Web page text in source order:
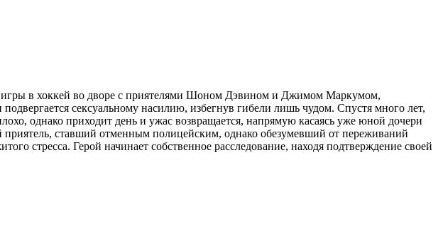
игры в хоккей во дворе с приятелями Шоном Дэвином и Джимом Маркумом,
сексуальному насилию, избегнув гибели лишь чудом. Спустя много лет,
однако приходит день и ужас возвращается, напрямую касаясь уже юной дочери
ставший отменным полицейским, однако обезумевший от переживаний
стресса. Герой начинает собственное расследование, находя подтверждение своей